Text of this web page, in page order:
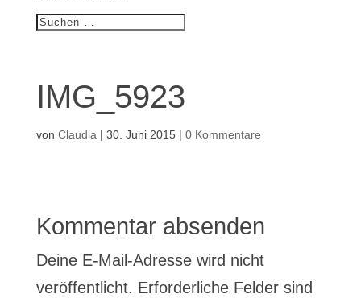
IMG_5923
von Claudia | 30. Juni 2015| 0 Kommentare
Kommentar absenden
Deine E-Mail-Adresse wird nicht
veröffentlicht. Erforderliche Felder sind